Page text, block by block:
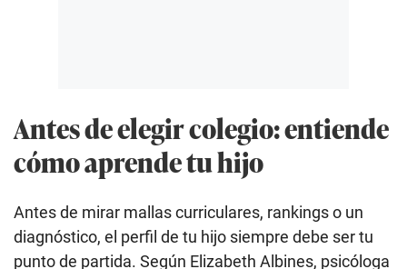
Antes de elegir colegio: entiende
cómo aprende tu hijo
Antes de mirar mallas curriculares, rankings o un
diagnóstico, el perfil de tu hijo siempre debe ser tu
punto de partida. Según Elizabeth Albines, psicóloga